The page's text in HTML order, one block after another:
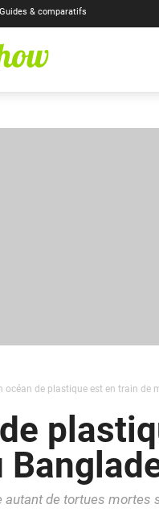
Guides & comparatifs
océan de plastique est en train de
autant de tortues mortes